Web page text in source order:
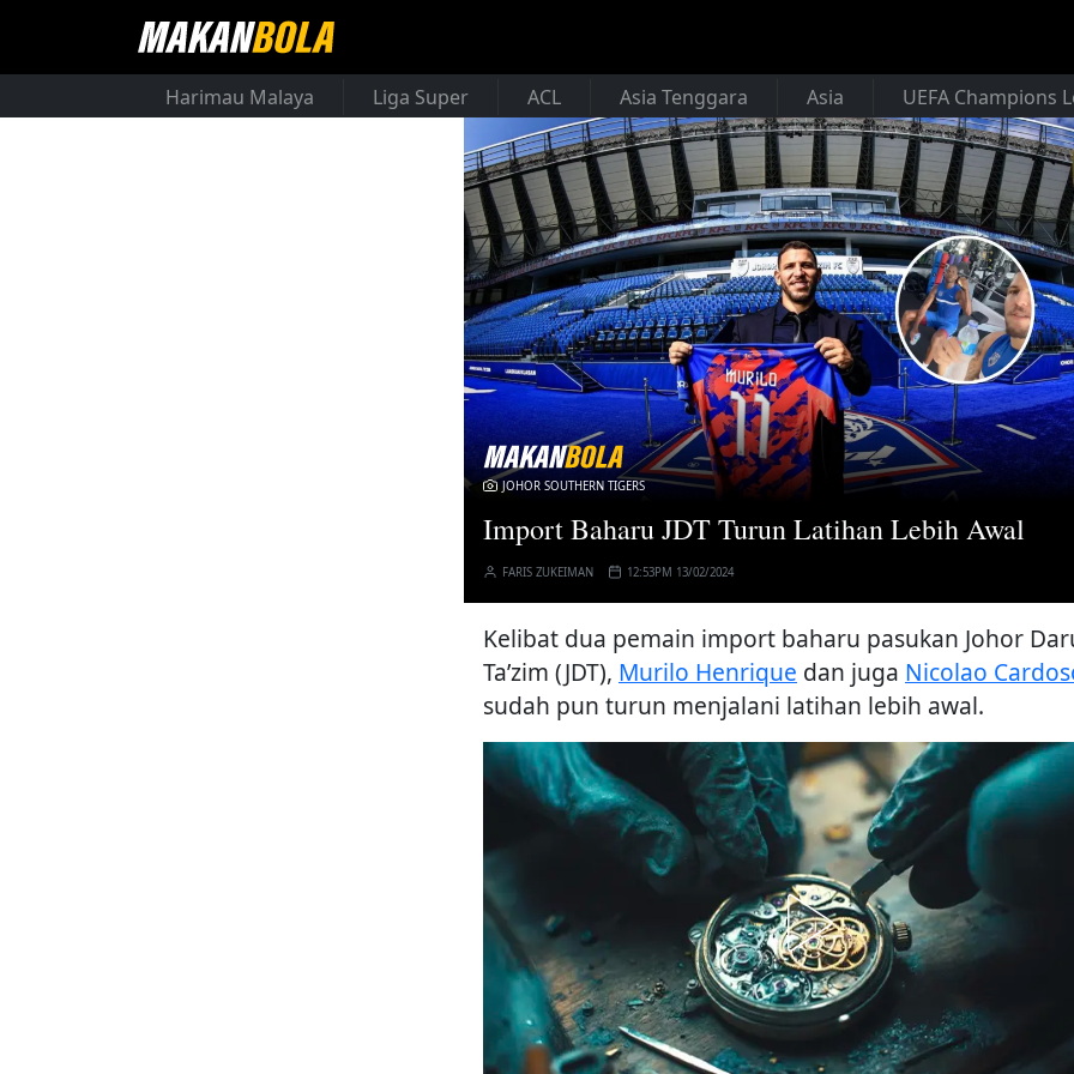
Harimau Malaya Liga Super ACL Asia Tenggara Asia UEFA Champions
JOHOR SOUTHERN TIGERS
Import Baharu JDT Turun Latihan Lebih Awal
FARIS ZUKEIMAN 12:53PM 13/02/2024
Kelibat dua pemain import baharu pasukan Johor
Ta’zim (JDT), Murilo Henrique dan juga Nicolao
sudah pun turun menjalani latihan lebih awal.